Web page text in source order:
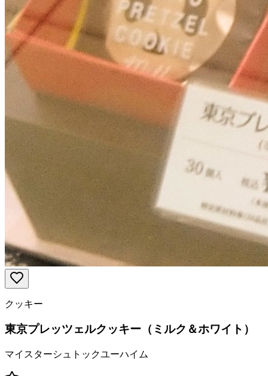
クッキー
東京プレッツェルクッキー（ミルク＆ホワイト）
マイスターシュトックユーハイム